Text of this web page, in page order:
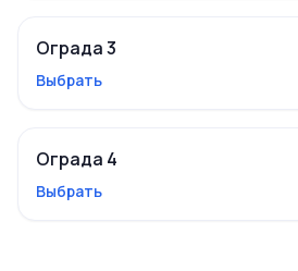
Ограда 3
Выбрать
Ограда 4
Выбрать